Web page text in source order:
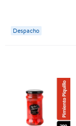
Karité, Pack
Despacho